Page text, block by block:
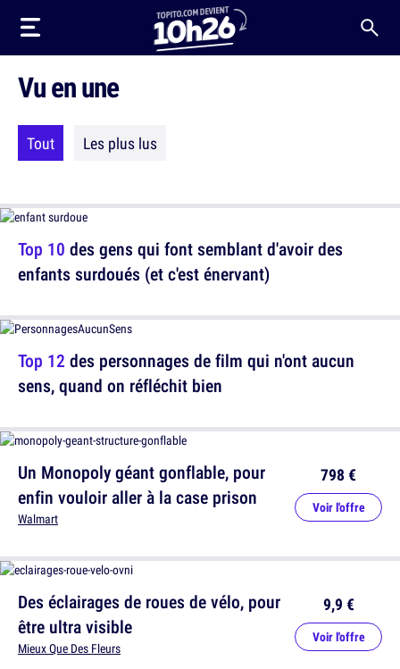
Vu en une
Tout Les plus lus
Top 10 des gens qui font semblant d'avoir des
enfants surdoués (et c'est énervant)
Un Monopoly géant gonflable, pour
enfin vouloir aller à la case prison
Walmart
798 €
Voir l'offre
Top 12 des personnages de film qui n'ont aucun
sens, quand on réfléchit bien
Des éclairages de roues de vélo, pour
être ultra visible
Mieux Que Des Fleurs
9,9 €
Voir l'offre